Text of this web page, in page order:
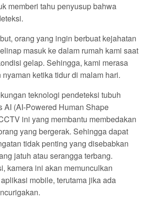
memberi tahu penyusup bahwa
orang yang ingin berbuat kejahatan
masuk ke dalam rumah kami saat
gelap. Sehingga, kami merasa
ketika tidur di malam hari.
teknologi pendeteksi tubuh
AI (AI-Powered Human Shape
ini yang membantu membedakan
yang bergerak. Sehingga dapat
tidak penting yang disebabkan
jatuh atau serangga terbang.
kamera ini akan memunculkan
mobile, terutama jika ada